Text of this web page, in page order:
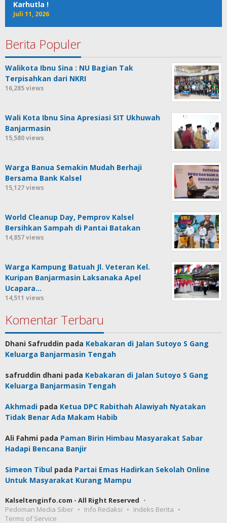
Karhutla !
Juli 11, 2026
Berita Populer
Walikota Ibnu Sina : NU Bagian Tak
Terpisahkan dari NKRI
16,285 views
Wali Kota Ibnu Sina Apresiasi SIT Ukhuwah
Banjarmasin
15,580 views
Warga Banua Semakin Mudah Berhaji
Bersama Bank Kalsel
15,127 views
World Cleanup Day, Pemprov Kalsel
Bersihkan Sampah di Pantai Batakan
14,857 views
Warga Kampung Batuah Jl. Veteran Kel.
Kuripan Banjarmasin Laksanaka Apel
Ucapara…
14,511 views
Komentar Terbaru
Dhani Safruddin pada Kebakaran di Jalan Sutoyo S Gang
Keluarga Banjarmasin Tengah
safruddin dhani pada Kebakaran di Jalan Sutoyo S Gang
Keluarga Banjarmasin Tengah
Akhmadi pada Ketua DPC Rabithah Alawiyah Nyatakan
Tidak Benar Ada Makam Habib
Ali Fahmi pada Paman Birin Himbau Masyarakat Sabar
Hadapi Bencana Banjir
Simeon Tibul pada Partai Emas Hadirkan Sekolah Online
Untuk Masyarakat Kurang Mampu
Kalseltenginfo.com - All Right Reserved
Pedoman Media Siber
Info Redaksi
Indeks Berita
Terms of Service